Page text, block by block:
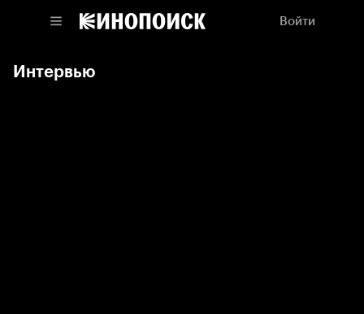
Войти
Интервью